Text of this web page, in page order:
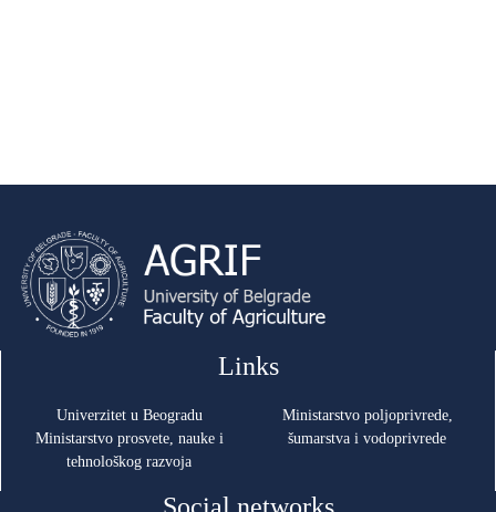
Links
Univerzitet u Beogradu
Ministarstvo prosvete, nauke i
tehnološkog razvoja
Ministarstvo poljoprivrede,
šumarstva i vodoprivrede